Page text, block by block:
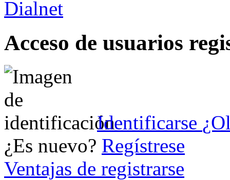
Acceso de usuarios
Identificarse
¿Es nuevo? Regístrese
Ventajas de registrarse